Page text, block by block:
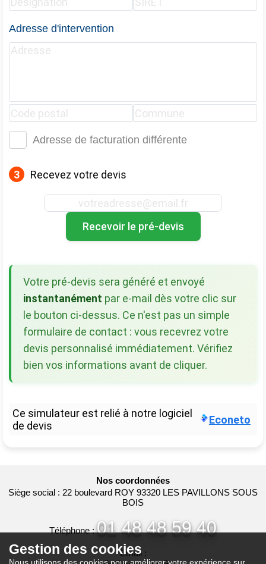
Gestion des cookies
Adresse d'intervention
Adresse de facturation différente
3 Recevez votre devis
Recevoir le pré-devis
Votre pré-devis sera généré et envoyé
instantanément par e-mail dès votre clic sur
le bouton ci-dessus. Ce n'est pas un simple
formulaire de contact : vous recevrez votre
devis personnalisé immédiatement. Vérifiez
bien vos informations avant de cliquer.
Ce simulateur est relié à notre logiciel
de devis
Econeto
Nos coordonnées
Siège social : 22 boulevard ROY 93320 LES PAVILLONS SOUS
BOIS
Téléphone :01 48 48 59 40
Email :